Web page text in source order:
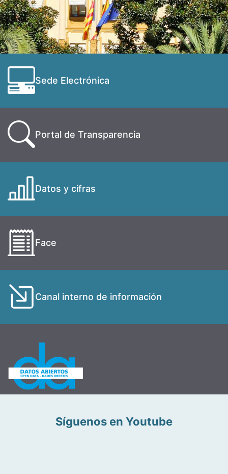
Sede Electrónica
Portal de Transparencia
Datos y cifras
Face
Canal interno de información
Síguenos en Youtube